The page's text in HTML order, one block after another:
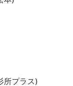
プラス)